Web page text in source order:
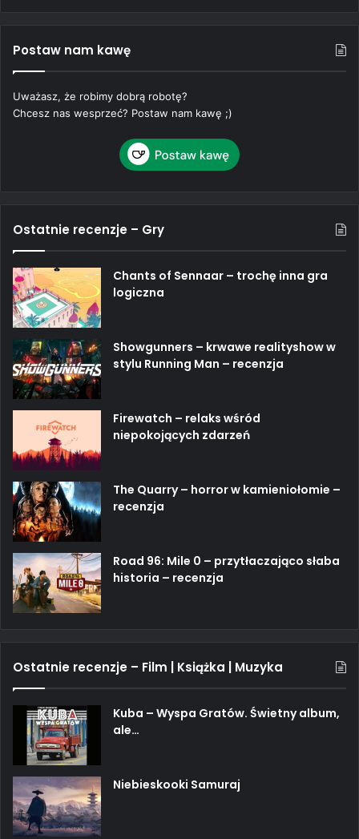
Postaw nam kawę
Uważasz, że robimy dobrą robotę?
Chcesz nas wesprzeć? Postaw nam kawę ;)
Ostatnie recenzje – Gry
Chants of Sennaar – trochę inna gra
logiczna
Showgunners – krwawe realityshow w
stylu Running Man – recenzja
Firewatch – relaks wśród
niepokojących zdarzeń
The Quarry – horror w kamieniołomie –
recenzja
Road 96: Mile 0 – przytłaczająco słaba
historia – recenzja
Ostatnie recenzje – Film | Książka | Muzyka
Kuba – Wyspa Gratów. Świetny album,
ale…
Niebieskooki Samuraj